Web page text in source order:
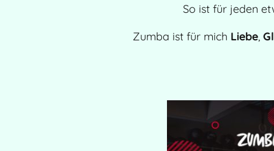
So ist für jeden
Zumba ist für mich Liebe,